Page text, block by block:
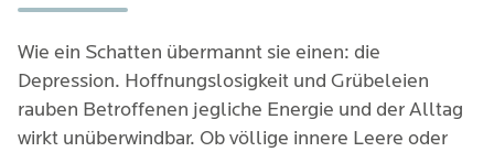
Wie ein Schatten übermannt sie einen: die
Depression. Hoffnungslosigkeit und Grübeleien
rauben Betroffenen jegliche Energie und der Alltag
wirkt unüberwindbar. Ob völlige innere Leere oder